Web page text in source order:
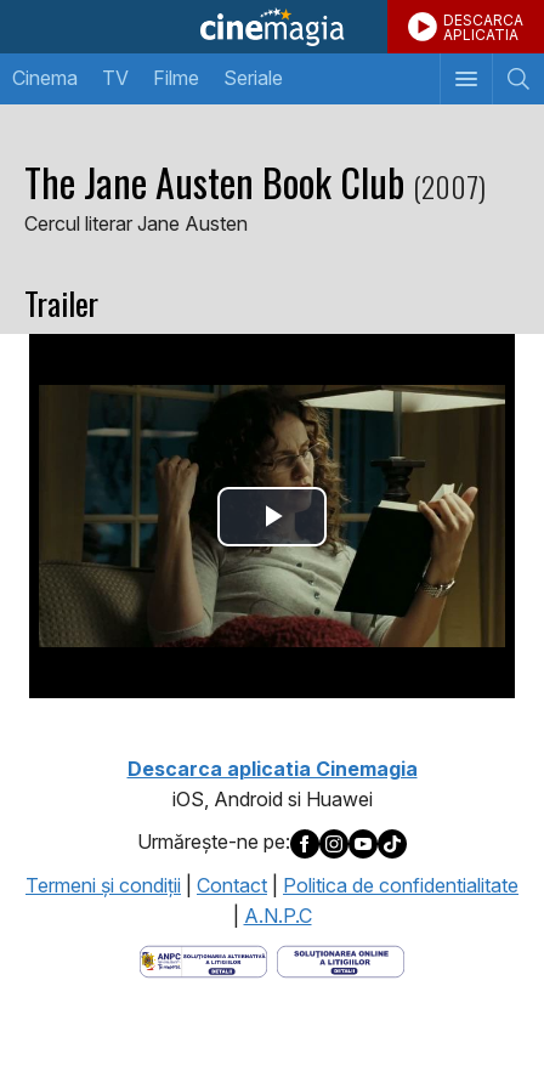
DESCARCA
APLICATIA
Cinema TV Filme Seriale
The Jane Austen Book Club (2007)
Cercul literar Jane Austen
Trailer
Descarca aplicatia Cinemagia
iOS, Android si Huawei
Urmăreşte-ne pe:
Termeni şi condiţii
Contact
Politica de confidentialitate
A.N.P.C